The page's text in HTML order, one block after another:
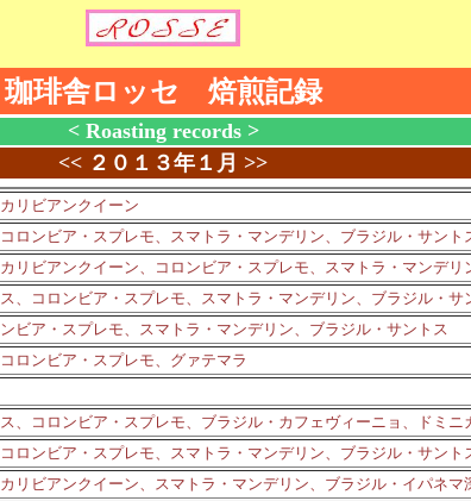
珈琲舎ロッセ 焙煎記録
< Roasting records >
<< ２０１３年１月 >>
リビアンクイーン
ロンビア・スプレモ、スマトラ・マンデリン、ブラジル・サント
リビアンクイーン、コロンビア・スプレモ、スマトラ・マンデ
、コロンビア・スプレモ、スマトラ・マンデリン、ブラジル・サ
ビア・スプレモ、スマトラ・マンデリン、ブラジル・サントス
ロンビア・スプレモ、グァテマラ
、コロンビア・スプレモ、ブラジル・カフェヴィーニョ、ドミニ
ロンビア・スプレモ、スマトラ・マンデリン、ブラジル・サント
リビアンクイーン、スマトラ・マンデリン、ブラジル・イパネマ